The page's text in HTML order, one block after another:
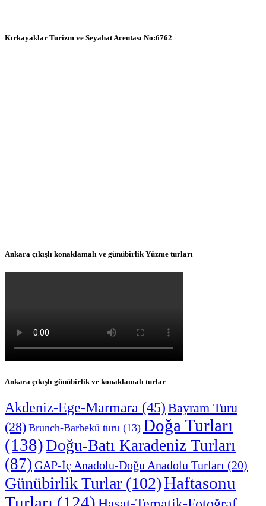
Kırkayaklar Turizm ve Seyahat Acentası No:6762
Ankara çıkışlı konaklamalı ve günübirlik Yüzme turları
Ankara çıkışlı günübirlik ve konaklamalı turlar
Akdeniz-Ege-Marmara (45) Bayram Turu
(28) Brunch-Barbekü turu (13) Doğa Turları
(138)Doğu-Batı Karadeniz Turları
(87) GAP-İç Anadolu-Doğu Anadolu Turları (20)
Günübirlik Turlar (102)Haftasonu